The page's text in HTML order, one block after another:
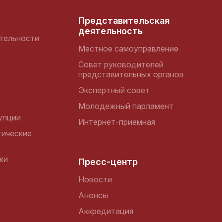
Представительская
деятельность
Местное самоуправление
Совет руководителей
представительных органов
Экспертный совет
Молодежный парламент
Интернет-приемная
Пресс-центр
Новости
Анонсы
Аккредитация